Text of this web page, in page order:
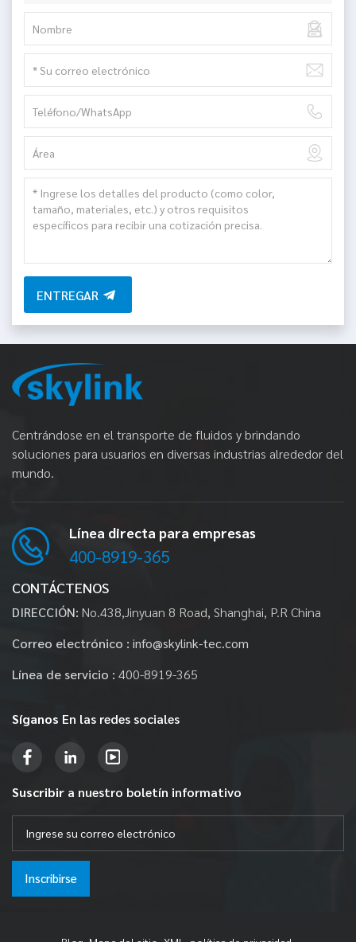
ENTREGAR
Centrándose en el transporte de fluidos y brindando
soluciones para usuarios en diversas industrias alrededor del
mundo.
Línea directa para empresas
400-8919-365
CONTÁCTENOS
DIRECCIÓN: No.438,Jinyuan 8 Road, Shanghai, P.R China
Correo electrónico : info@skylink-tec.com
Línea de servicio : 400-8919-365
Síganos En las redes sociales
Suscribir a nuestro boletín informativo
Inscribirse